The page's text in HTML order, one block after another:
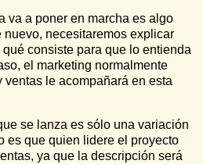
va a poner en marcha es algo
necesitaremos explicar
consiste para que lo entienda
el marketing normalmente
ventas le acompañará en esta
se lanza es sólo una variación
es que quien lidere el proyecto
ya que la descripción será